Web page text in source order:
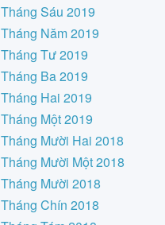
Tháng Sáu 2019
Tháng Năm 2019
Tháng Tư 2019
Tháng Ba 2019
Tháng Hai 2019
Tháng Một 2019
Tháng Mười Hai 2018
Tháng Mười Một 2018
Tháng Mười 2018
Tháng Chín 2018